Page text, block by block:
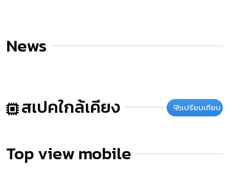
News
สเปคใกล้เคียง เปรียบเทียบ
Top view mobile